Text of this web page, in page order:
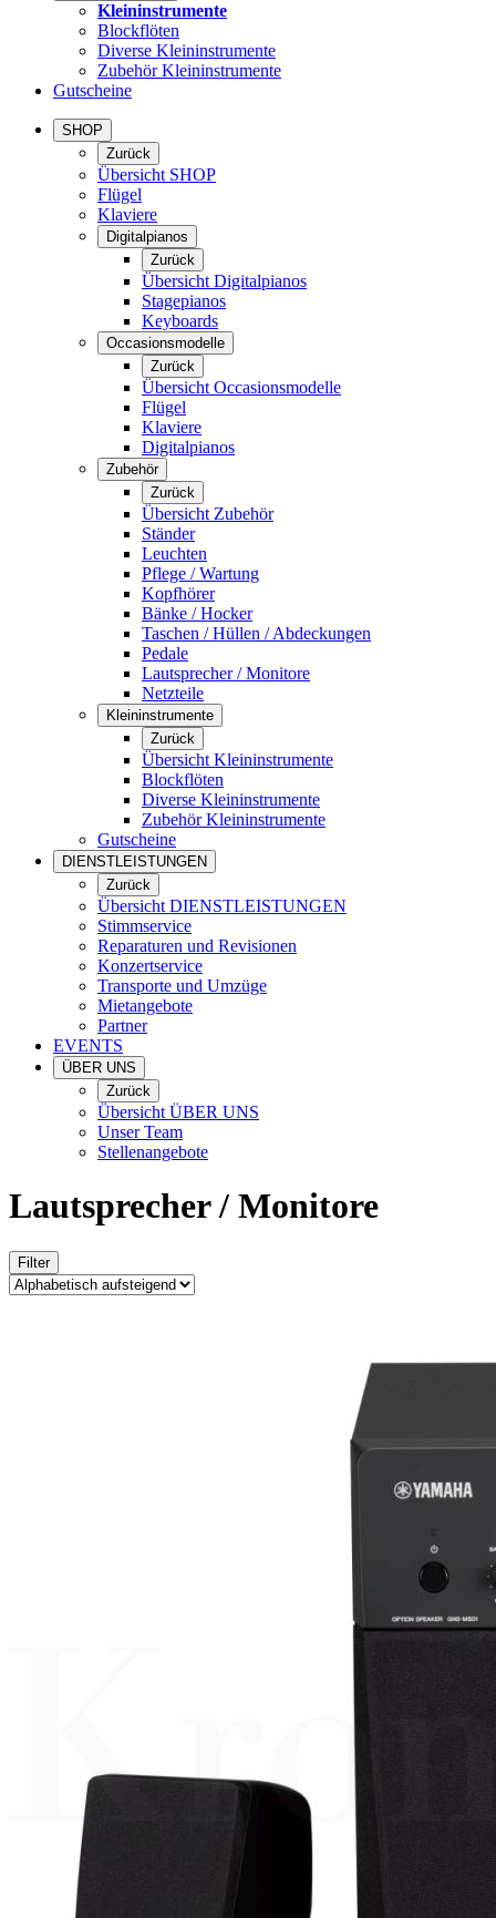
Kleininstrumente
Blockflöten
Diverse Kleininstrumente
Zubehör Kleininstrumente
Gutscheine
SHOP
Zurück
Übersicht SHOP
Flügel
Klaviere
Digitalpianos
Zurück
Übersicht Digitalpianos
Stagepianos
Keyboards
Occasionsmodelle
Zurück
Übersicht Occasionsmodelle
Flügel
Klaviere
Digitalpianos
Zubehör
Zurück
Übersicht Zubehör
Ständer
Leuchten
Pflege / Wartung
Kopfhörer
Bänke / Hocker
Taschen / Hüllen / Abdeckungen
Pedale
Lautsprecher / Monitore
Netzteile
Kleininstrumente
Zurück
Übersicht Kleininstrumente
Blockflöten
Diverse Kleininstrumente
Zubehör Kleininstrumente
Gutscheine
DIENSTLEISTUNGEN
Zurück
Übersicht DIENSTLEISTUNGEN
Stimmservice
Reparaturen und Revisionen
Konzertservice
Transporte und Umzüge
Mietangebote
Partner
EVENTS
ÜBER UNS
Zurück
Übersicht ÜBER UNS
Unser Team
Stellenangebote
Lautsprecher / Monitore
Filter